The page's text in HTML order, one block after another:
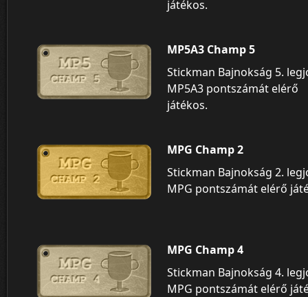
játékos.
MP5A3 Champ 5
Stickman Bajnokság 5.
MP5A3 pontszámát elérő
játékos.
MPG Champ 2
Stickman Bajnokság 2.
MPG pontszámát elérő
MPG Champ 4
Stickman Bajnokság 4.
MPG pontszámát elérő